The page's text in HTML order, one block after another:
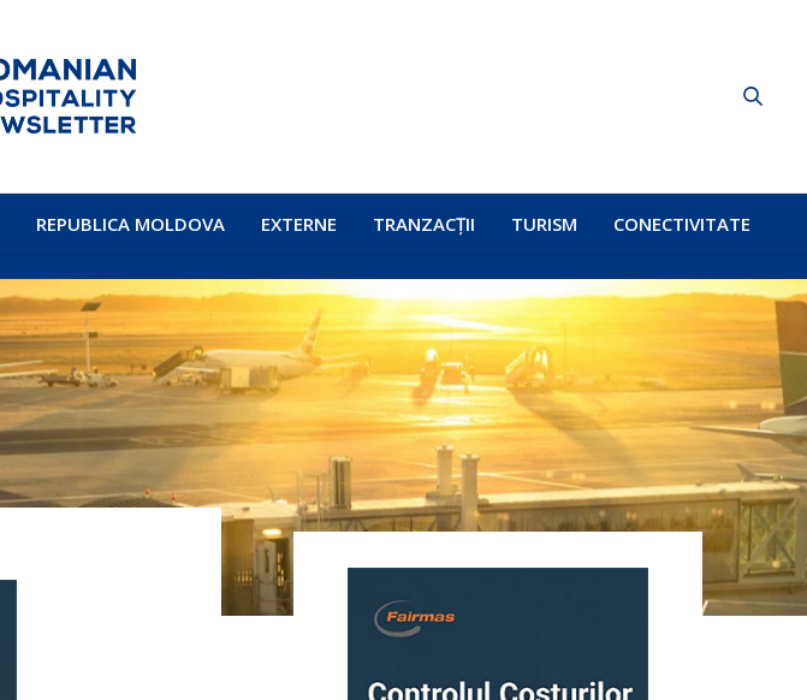
REPUBLICA MOLDOVA EXTERNE TRANZACȚII TURISM CONECTIVITATE